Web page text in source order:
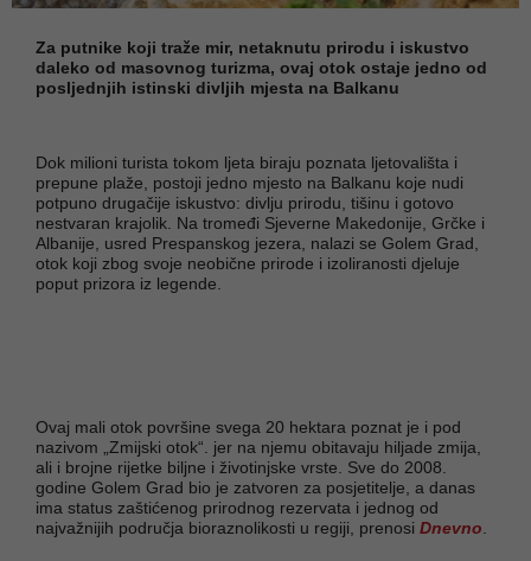
Za putnike koji traže mir, netaknutu prirodu i iskustvo
daleko od masovnog turizma, ovaj otok ostaje jedno od
posljednjih istinski divljih mjesta na Balkanu
Dok milioni turista tokom ljeta biraju poznata ljetovališta i
prepune plaže, postoji jedno mjesto na Balkanu koje nudi
potpuno drugačije iskustvo: divlju prirodu, tišinu i gotovo
nestvaran krajolik. Na tromeđi Sjeverne Makedonije, Grčke i
Albanije, usred Prespanskog jezera, nalazi se Golem Grad,
otok koji zbog svoje neobične prirode i izoliranosti djeluje
poput prizora iz legende.
Ovaj mali otok površine svega 20 hektara poznat je i pod
nazivom „Zmijski otok“. jer na njemu obitavaju hiljade zmija,
ali i brojne rijetke biljne i životinjske vrste. Sve do 2008.
godine Golem Grad bio je zatvoren za posjetitelje, a danas
ima status zaštićenog prirodnog rezervata i jednog od
najvažnijih područja bioraznolikosti u regiji, prenosi Dnevno